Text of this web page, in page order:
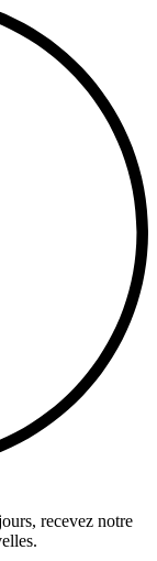
recevez notre